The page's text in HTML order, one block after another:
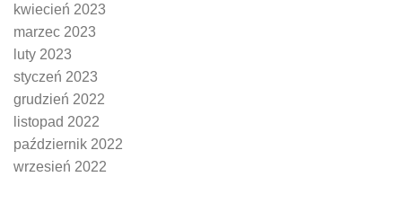
kwiecień 2023
marzec 2023
luty 2023
styczeń 2023
grudzień 2022
listopad 2022
październik 2022
wrzesień 2022